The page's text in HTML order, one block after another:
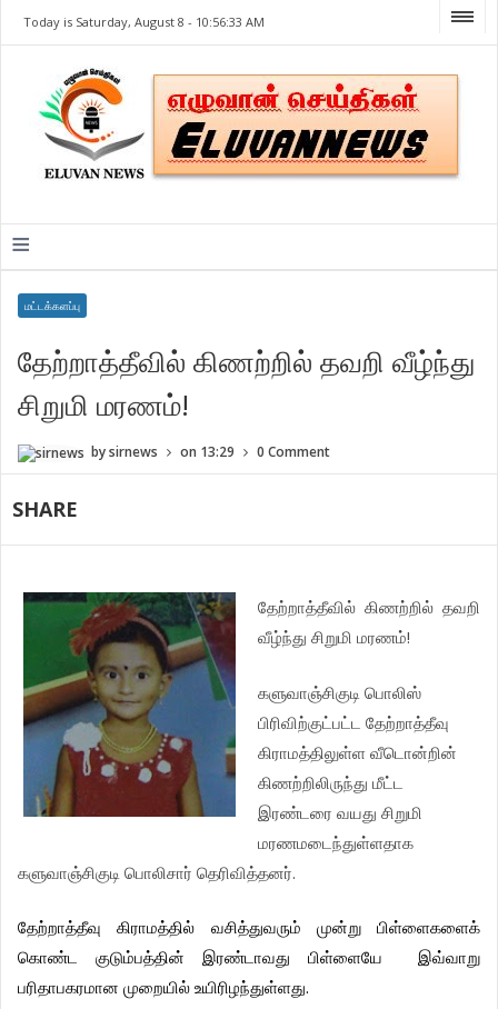
Today is Saturday, August 8 - 10:56:33 AM
≡
மட்டக்களப்பு
தேற்றாத்தீவில் கிணற்றில் தவறி வீழ்ந்து
சிறுமி மரணம்!
bysirnews on 13:29 0 Comment
SHARE
தேற்றாத்தீவில் கிணற்றில் தவறி
வீழ்ந்து சிறுமி மரணம்!
களுவாஞ்சிகுடி பொலிஸ்
பிரிவிற்குட்பட்ட
தேற்றாத்தீவு
கிராமத்திலுள்ள வீடொன்றின்
கிணற்றிலிருந்து மீட்ட
இரண்டரை வயது சிறுமி
மரணமடைந்துள்ளதாக
களுவாஞ்சிகுடி பொலிசார் தெரிவித்தனர்.
தேற்றாத்தீவு கிராமத்தில் வசித்துவரும் முன்று
பிள்ளைகளைக்
கொண்ட
குடும்பத்தின் இரண்டாவது பிள்ளையே
இவ்வாறு
பரிதாபகரமான முறையில் உயிரிழந்துள்ளது.